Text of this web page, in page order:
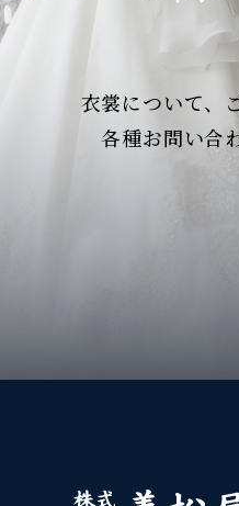
衣裳について、
各種お問い合